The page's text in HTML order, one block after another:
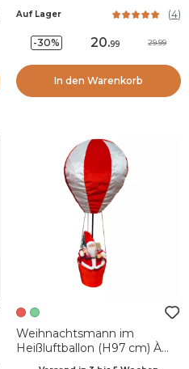
Auf Lager (4)
-30% 20.99 29.99
In den Warenkorb
Weihnachtsmann im
Heißluftballon (H97 cm) À